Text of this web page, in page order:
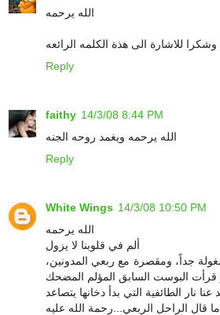
الله يرحمه
وشكرا للاشارة الى هذة الكلمه الرائعه
Reply
faithy 14/3/08 8:44 PM
الله يرحمه ويغمد روحه الجنه
Reply
White Wings 14/3/08 10:50 PM
الله يرحمه
ألم في قلوبنا لا يزول
جداً، ومقصرة مع ربعي المدونين،
قرأت البوست السابق المؤلم المضحك
عنا نار الطائفية التي بدأ دخانها يتصاعد
قال الراحل الربعي...رحمة الله عليه